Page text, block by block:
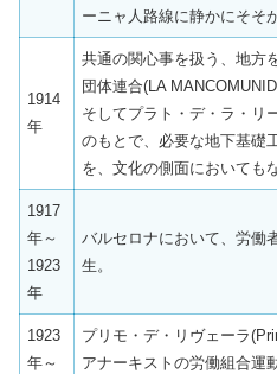
ーニャ人路線に静かにそそ
1914
年
共通の関心事を扱う、地方
団体連合(LA
そしてプラト・デ・ラ・
のもとで、必要な地下基礎
を、文化の側面においても
1917
年～
1923
年
バルセロナにおいて、労働
生。
1923
年～
プリモ・デ・リヴェーラ
アナーキストの労働組合